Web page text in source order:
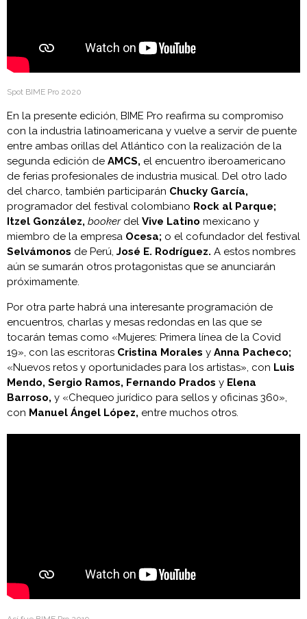
Spot BIME Pro 2020
En la presente edición, BIME Pro reafirma su compromiso
con la industria latinoamericana y vuelve a servir de puente
entre ambas orillas del Atlántico con la realización de la
segunda edición de AMCS, el encuentro iberoamericano
de ferias profesionales de industria musical. Del otro lado
del charco, también participarán Chucky García,
programador del festival colombiano Rock al Parque;
Itzel González, bookerdel Vive Latino mexicano y
miembro de la empresa Ocesa; o el cofundador del festival
Selvámonos de Perú, José E. Rodríguez. A estos nombres
aún se sumarán otros protagonistas que se anunciarán
próximamente.
Por otra parte habrá una interesante programación de
encuentros, charlas y mesas redondas en las que se
tocarán temas como «Mujeres: Primera línea de la Covid
19», con las escritoras Cristina Morales y Anna Pacheco;
«Nuevos retos y oportunidades para los artistas», con Luis
Mendo, Sergio Ramos, Fernando Prados y Elena
Barroso, y «Chequeo jurídico para sellos y oficinas 360»,
con Manuel Ángel López, entre muchos otros.